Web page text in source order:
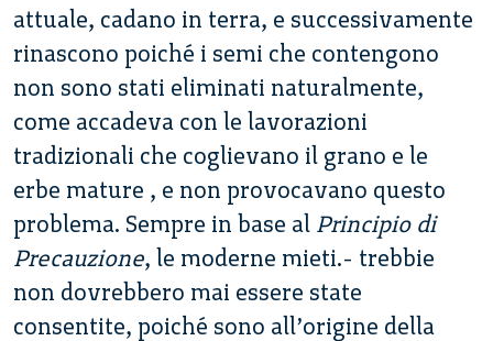
attuale, cadano in terra, e successivamente
rinascono poiché i semi che contengono
non sono stati eliminati naturalmente,
come accadeva con le lavorazioni
tradizionali che coglievano il grano e le
erbe mature , e non provocavano questo
problema. Sempre in base al Principio di
Precauzione, le moderne mieti.- trebbie
non dovrebbero mai essere state
consentite, poiché sono all’origine della